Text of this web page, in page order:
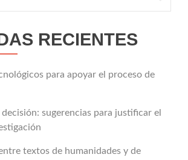
RECIENTES
para apoyar el proceso de
sugerencias para justificar el
textos de humanidades y de